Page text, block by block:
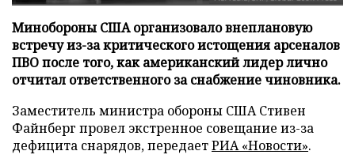
Минобороны США организовало внеплановую
встречу из-за критического истощения арсеналов
ПВО после того, как американский лидер лично
отчитал ответственного за снабжение чиновника.
Заместитель министра обороны США Стивен
Файнберг провел экстренное совещание из-за
дефицита снарядов, передаетРИА «Новости».